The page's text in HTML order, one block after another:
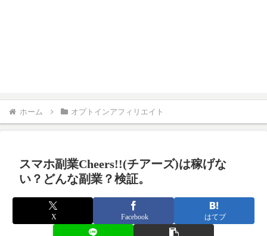
ホーム オプトインアフィリエイト
スマホ副業Cheers!!(チアーズ)は稼げな
い？どんな副業？検証。
X Facebook はてブ